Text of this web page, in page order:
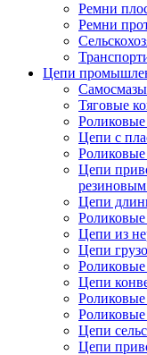
Ремни
Ремни
Цепи
Тяговые
Цепи с
Цепи
Цепи
Цепи из
Цепи
Цепи
Цепи
Цепи